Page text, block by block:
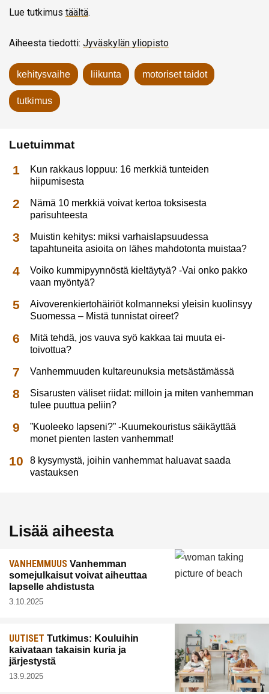
Lue tutkimus täältä.
Aiheesta tiedotti: Jyväskylän yliopisto
kehitysvaihe liikunta motoriset taidot
tutkimus
Luetuimmat
Kun rakkaus loppuu: 16 merkkiä tunteiden
hiipumisesta
Nämä 10 merkkiä voivat kertoa toksisesta
parisuhteesta
Muistin kehitys: miksi varhaislapsuudessa
tapahtuneita asioita on lähes mahdotonta muistaa?
Voiko kummipyynnöstä kieltäytyä? -Vai onko pakko
vaan myöntyä?
Aivoverenkiertohäiriöt kolmanneksi yleisin kuolinsyy
Suomessa – Mistä tunnistat oireet?
Mitä tehdä, jos vauva syö kakkaa tai muuta ei-
toivottua?
Vanhemmuuden kultareunuksia metsästämässä
Sisarusten väliset riidat: milloin ja miten vanhemman
tulee puuttua peliin?
”Kuoleeko lapseni?” -Kuumekouristus säikäyttää
monet pienten lasten vanhemmat!
8 kysymystä, joihin vanhemmat haluavat saada
vastauksen
Lisää aiheesta
VANHEMMUUS Vanhemman
somejulkaisut voivat aiheuttaa
lapselle ahdistusta
3.10.2025
UUTISET Tutkimus: Kouluihin
kaivataan takaisin kuria ja
järjestystä
13.9.2025